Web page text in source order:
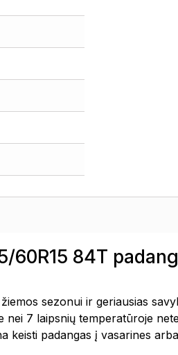
60R15 84T
sezonui ir geriausias
nei 7 laipsnių temperatūroje
padangas į vasarines